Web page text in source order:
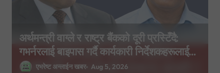
अर्थमन्त्री वाग्ले र राष्ट्र बैंकको दूरी प्रस्टिँदै:
गभर्नरलाई बाइपास गर्दै कार्यकारी निर्देशकहरूलाई
मन्त्रालय बोलाइयो
एभरेष्ट अन्लाईन खबर Aug 5, 2026